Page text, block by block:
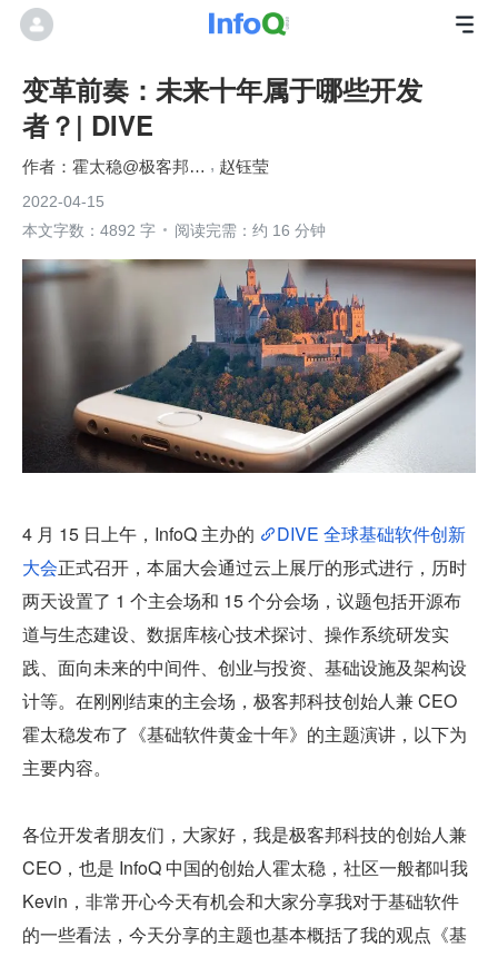
变革前奏：未来十年属于哪些开发
者？| DIVE
霍太稳@极客邦科技 赵钰莹
2022-04-15
本文字数：4892 字
阅读完需：约 16 分钟
4 月 15 日上午，InfoQ 主办的
DIVE 全球基础软件创新
大会正式召开，本届大会通过云上展厅的形式进行，历时
两天设置了 1 个主会场和 15 个分会场，议题包括开源布
道与生态建设、数据库核心技术探讨、操作系统研发实
践、面向未来的中间件、创业与投资、基础设施及架构设
计等。在刚刚结束的主会场，极客邦科技创始人兼 CEO
霍太稳发布了《基础软件黄金十年》的主题演讲，以下为
主要内容。
各位开发者朋友们，大家好，我是极客邦科技的创始人兼
CEO，也是 InfoQ 中国的创始人霍太稳，社区一般都叫我
Kevin，非常开心今天有机会和大家分享我对于基础软件
的一些看法，今天分享的主题也基本概括了我的观点《基